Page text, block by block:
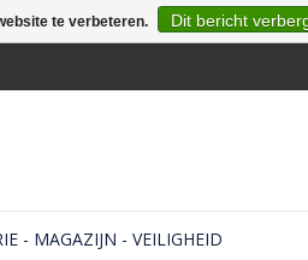
- MAGAZIJN - VEILIGHEID
te verbeteren. Dit bericht